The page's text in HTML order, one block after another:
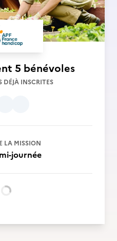
5 bénévoles
DÉJÀ INSCRITES
LA MISSION
journée
Chargement...